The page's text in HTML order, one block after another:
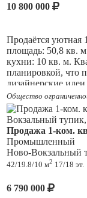
❄ В шаговой
? Хорошее
заехать без
✅Удобства для
Центральное
Квартира
Хотите жить в
инфраструктурой?
10 800 000
Продаётся уютная
площадь: 50,8 кв.
кухни: 10 кв. м.
планировкой, что
дизайнерские
дополнительных
Совмещённый
повседневной
обеспечивают
дверь гарантирует
Кондиционер
любое время
дополнительное
Из окон
квартире особый
Общество
Продажа 1-ком.
Промышленный
Ново-Вокзальный
42/19.8/10 м2 17/18 эт.
6 790 000